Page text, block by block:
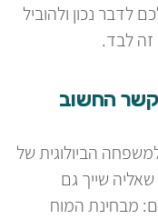
לדבר נכון ולהוביל
זה לבד.
החשוב
הביולוגית של
שייך גם
מבחינת המוח